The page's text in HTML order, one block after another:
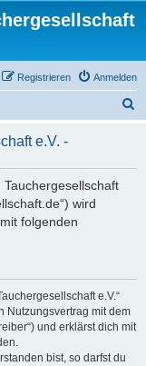
Anmelden
Registrieren
h
e.V. -
wird
folgenden
e.V.“
Nutzungsvertrag mit dem
und erklärst dich mit
bist, so darfst du